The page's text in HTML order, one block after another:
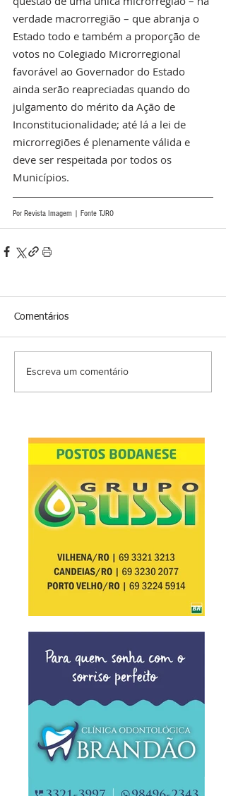
verdade macrorregião – que abranja o
Estado todo e também a proporção de
votos no Colegiado Microrregional
favorável ao Governador do Estado
ainda serão reapreciadas quando do
julgamento do mérito da Ação de
Inconstitucionalidade; até lá a lei de
microrregiões é plenamente válida e
deve ser respeitada por todos os
Municípios.
Por Revista Imagem | Fonte TJRO
Comentários
Escreva um comentário